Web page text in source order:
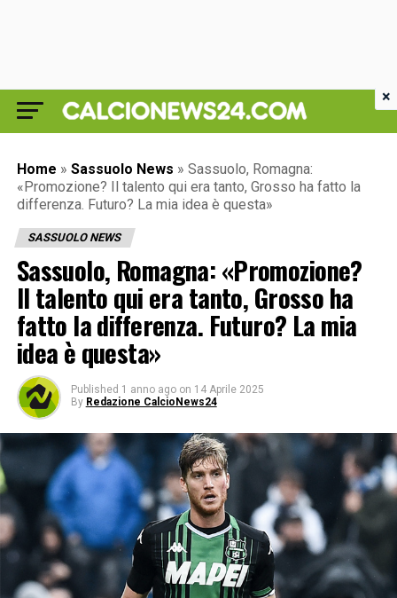
Home » Sassuolo News » Sassuolo, Romagna:
«Promozione? Il talento qui era tanto, Grosso ha fatto la
differenza. Futuro? La mia idea è questa»
SASSUOLO NEWS
Sassuolo, Romagna: «Promozione?
Il talento qui era tanto, Grosso ha
fatto la differenza. Futuro? La mia
idea è questa»
Published 1 anno ago on 14 Aprile 2025
By Redazione CalcioNews24
×